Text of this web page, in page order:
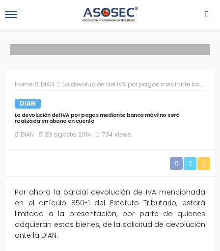
Home DIAN La devolución del IVA por pagos mediante banca móvil no será realizada en abono en cuenta
DIAN
La devolución del IVA por pagos mediante banca móvil no será
realizada en abono en cuenta
DIAN 29 agosto, 2014 734 views
Por ahora la parcial devolución de IVA mencionada
en el artículo 850-1 del Estatuto Tributario, estará
limitada a la presentación, por parte de quienes
adquieran estos bienes, de la solicitud de devolución
ante la DIAN.